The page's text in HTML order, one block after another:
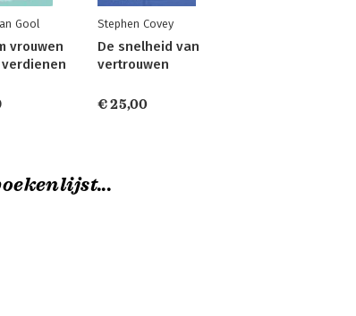
Gool
vrouwen
Stephen Covey
De snelheid van
vertrouwen
€ 25,00